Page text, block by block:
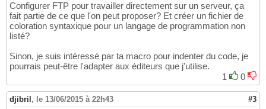
Configurer FTP pour travailler directement sur un serveur, ça
fait partie de ce que l'on peut proposer? Et créer un fichier de
coloration syntaxique pour un langage de programmation non
listé?
Sinon, je suis intéressé par ta macro pour indenter du code, je
pourrais peut-être l'adapter aux éditeurs que j'utilise.
1
0
djibril , le 13/06/2015 à 22h43 #3